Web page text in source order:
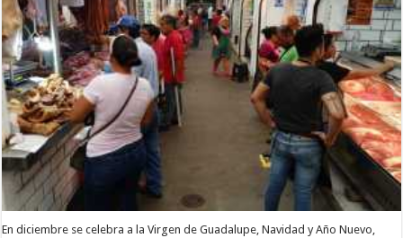
En diciembre se celebra a la Virgen de Guadalupe, Navidad y Año Nuevo,